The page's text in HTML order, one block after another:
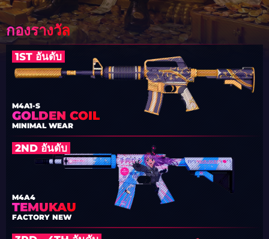
กองรางวัล
1ST อันดับ
M4A1-S
GOLDEN COIL
MINIMAL WEAR
2ND อันดับ
M4A4
TEMUKAU
FACTORY NEW